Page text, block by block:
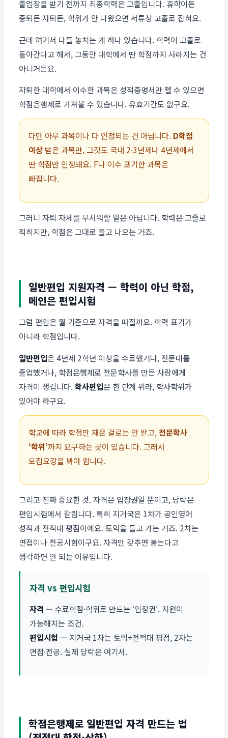
졸업장을 받기 전까지 최종학력은 고졸입니다. 휴학이든
중퇴든 자퇴든, 학위가 안 나왔으면 서류상 고졸로 잡혀요.
근데 여기서 다들 놓치는 게 하나 있습니다. 학력이 고졸로
돌아간다고 해서, 그동안 대학에서 딴 학점까지 사라지는 건
아니거든요.
자퇴한 대학에서 이수한 과목은 성적증명서만 뗄 수 있으면
학점은행제로 가져올 수 있습니다. 유효기간도 없구요.
다만 아무 과목이나 다 인정되는 건 아닙니다. D학점
이상 받은 과목만, 그것도 국내 2·3년제나 4년제에서
딴 학점만 인정돼요. F나 이수 포기한 과목은
빠집니다.
그러니 자퇴 자체를 무서워할 일은 아닙니다. 학력은 고졸로
적히지만, 학점은 그대로 들고 나오는 거죠.
일반편입 지원자격 — 학력이 아닌 학점,
메인은 편입시험
그럼 편입은 뭘 기준으로 자격을 따질까요. 학력 표기가
아니라 학점입니다.
일반편입은 4년제 2학년 이상을 수료했거나, 전문대를
졸업했거나, 학점은행제로 전문학사를 만든 사람에게
자격이 생깁니다.학사편입은 한 단계 위라, 학사학위가
있어야 하구요.
학교에 따라 학점만 채운 걸로는 안 받고,전문학사
‘학위’까지 요구하는 곳이 있습니다. 그래서
모집요강을 봐야 합니다.
그리고 진짜 중요한 것. 자격은 입장권일 뿐이고, 당락은
편입시험에서 갈립니다. 특히 지거국은 1차가 공인영어
성적과 전적대 평점이에요. 토익을 들고 가는 거죠. 2차는
면접이나 전공시험이구요. 자격만 갖추면 붙는다고
생각하면 안 되는 이유입니다.
자격 vs 편입시험
자격 — 수료학점·학위로 만드는 ‘입장권’. 지원이
가능해지는 조건.
편입시험 — 지거국 1차는 토익+전적대 평점, 2차는
면접·전공. 실제 당락은 여기서.
학점은행제로 일반편입 자격 만드는 법